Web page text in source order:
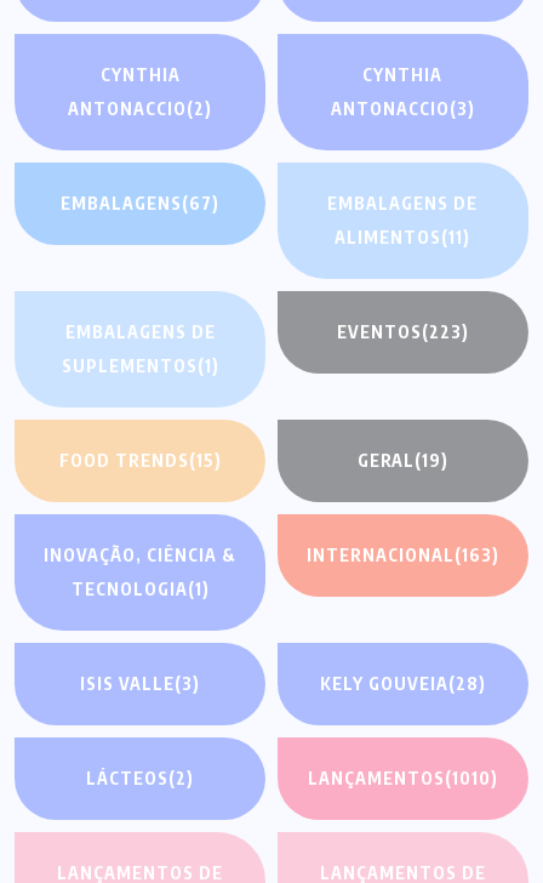
CYNTHIA
ANTONACCIO(2)
CYNTHIA
ANTONACCIO(3)
EMBALAGENS(67)
EMBALAGENS DE
ALIMENTOS(11)
EMBALAGENS DE
SUPLEMENTOS(1)
EVENTOS(223)
FOOD TRENDS(15) GERAL(19)
INOVAÇÃO, CIÊNCIA &
TECNOLOGIA(1)
INTERNACIONAL(163)
ISIS VALLE(3) KELY GOUVEIA(28)
LÁCTEOS(2) LANÇAMENTOS(1010)
LANÇAMENTOS DE LANÇAMENTOS DE